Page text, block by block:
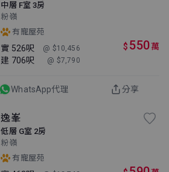
中層 F室 3房
粉嶺
有寵屋苑
實 526呎 @ $10,456
建 706呎 @ $7,790
$ 550萬
WhatsApp代理 分享
逸峯
低層 G室 2房
粉嶺
有寵屋苑